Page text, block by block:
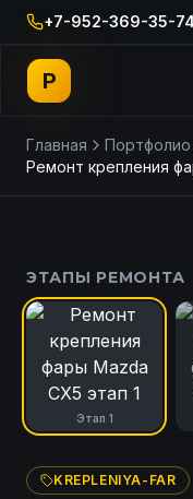
+7-952-369-35-74
P
Главная Портфолио
ЭТАПЫ РЕМОНТА
Этап 1
KREPLENIYA-FAR